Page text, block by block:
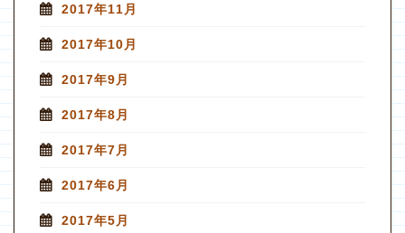
2017年11月
2017年10月
2017年9月
2017年8月
2017年7月
2017年6月
2017年5月